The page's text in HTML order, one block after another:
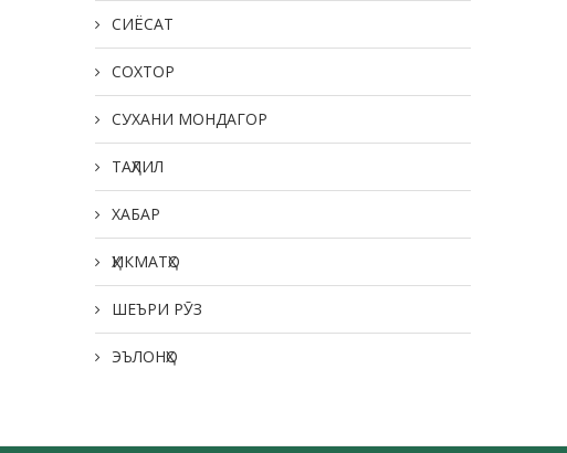
СИЁСАТ
СОХТОР
СУХАНИ МОНДАГОР
ТАҲЛИЛ
ХАБАР
ҲИКМАТҲО
ШЕЪРИ РӮЗ
ЭЪЛОНҲО